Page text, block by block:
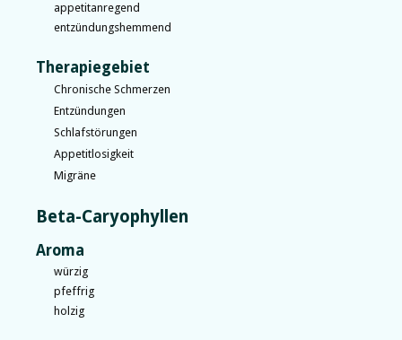
appetitanregend
entzündungshemmend
Therapiegebiet
Chronische Schmerzen
Entzündungen
Schlafstörungen
Appetitlosigkeit
Migräne
Beta-Caryophyllen
Aroma
würzig
pfeffrig
holzig